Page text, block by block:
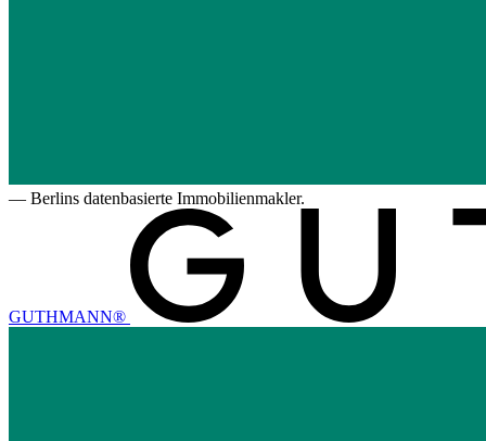
— Berlins datenbasierte Immobilienmakler.
GUTHMANN®